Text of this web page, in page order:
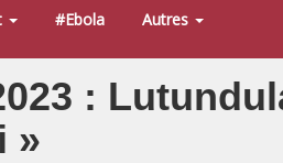
#Ebola Autres
:
»